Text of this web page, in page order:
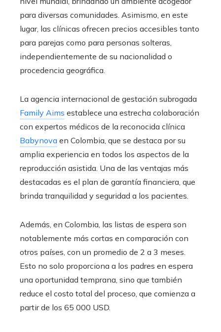
para diversas comunidades. Asimismo, en este
lugar, las clínicas ofrecen precios accesibles tanto
para parejas como para personas solteras,
independientemente de su nacionalidad o
procedencia geográfica.
La agencia internacional de gestación subrogada
Family Aims establece una estrecha colaboración
con expertos médicos de la reconocida clínica
Babynova en Colombia, que se destaca por su
amplia experiencia en todos los aspectos de la
reproducción asistida. Una de las ventajas más
destacadas es el plan de garantía financiera, que
brinda tranquilidad y seguridad a los pacientes.
Además, en Colombia, las listas de espera son
notablemente más cortas en comparación con
otros países, con un promedio de 2 a 3 meses.
Esto no solo proporciona a los padres en espera
una oportunidad temprana, sino que también
reduce el costo total del proceso, que comienza a
partir de los 65 000 USD.